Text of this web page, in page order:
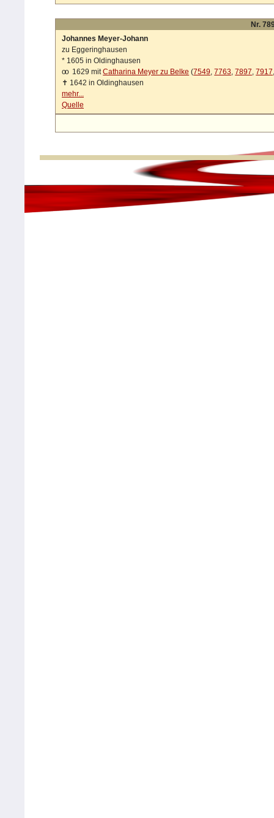
Nr.
Johannes Meyer-Johann
zu Eggeringhausen
* 1605 in Oldinghausen
oo
1629 mitCatharina Meyer zu Belke (7549,7763,7897,7917
✝ 1642 in Oldinghausen
mehr...
Quelle